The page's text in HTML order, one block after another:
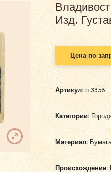
Изд.
Цена по
Артикул:о 3356
Категории:
Материал:Бумага
Происхождение: